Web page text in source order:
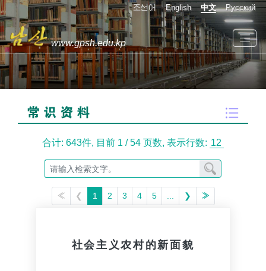
조선어 English 中文 Русский
www.gpsh.edu.kp
合计: 643件, 目前 1 / 54 页数, 表示行数:
≪ ❮ 1 2 3 4 5 ❯ ≫
社会主义农村的新面貌